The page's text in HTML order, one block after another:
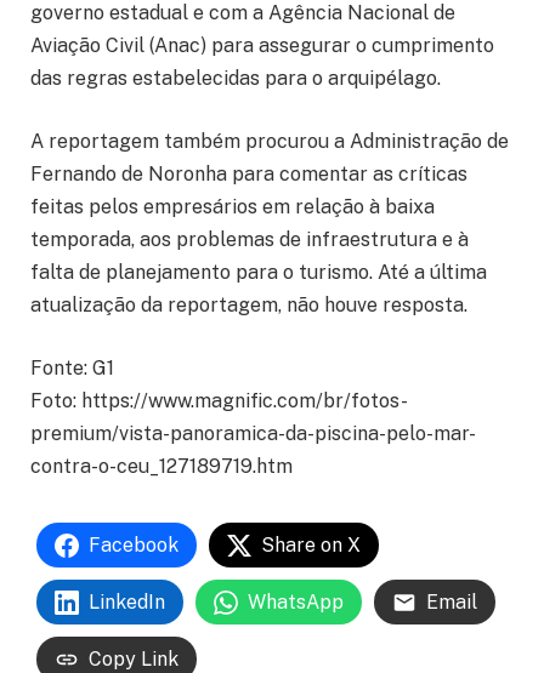
governo estadual e com a Agência Nacional de
Aviação Civil (Anac) para assegurar o cumprimento
das regras estabelecidas para o arquipélago.
A reportagem também procurou a Administração de
Fernando de Noronha para comentar as críticas
feitas pelos empresários em relação à baixa
temporada, aos problemas de infraestrutura e à
falta de planejamento para o turismo. Até a última
atualização da reportagem, não houve resposta.
Fonte: G1
Foto: https://www.magnific.com/br/fotos-
premium/vista-panoramica-da-piscina-pelo-mar-
contra-o-ceu_127189719.htm
Facebook Share on X
LinkedIn WhatsApp Email
Copy Link